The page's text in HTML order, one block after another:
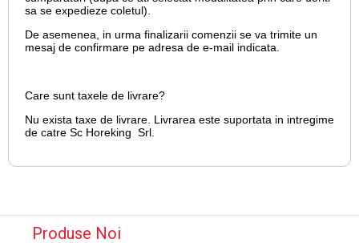
sa se expedieze coletul).
De asemenea, in urma finalizarii comenzii se va trimite un
mesaj de confirmare pe adresa de e-mail indicata.
Care sunt taxele de livrare?
Nu exista taxe de livrare. Livrarea este suportata in intregime
de catre Sc Horeking Srl.
Produse Noi